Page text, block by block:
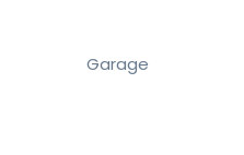
Garage